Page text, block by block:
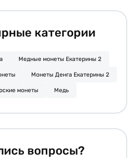
категории
Медные монеты Екатерины 2
Монеты Денга Екатерины 2
монеты Медь
вопросы?